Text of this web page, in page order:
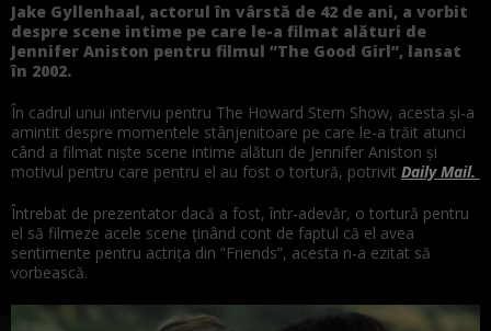
Jake Gyllenhaal, actorul în vârstă de 42 de ani, a vorbit
despre scene intime pe care le-a filmat alături de
Jennifer Aniston pentru filmul ”The Good Girl”, lansat
în 2002.
În cadrul unui interviu pentru The Howard Stern Show, acesta și-a
amintit despre momentele stânjenitoare pe care le-a trăit atunci
când a filmat niște scene intime alături de Jennifer Aniston și
motivul pentru care pentru el au fost o tortură, potrivit Daily Mail.
Întrebat de prezentator dacă a fost, într-adevăr, o tortură pentru
el să filmeze acele scene ținând cont de faptul că el avea
sentimente pentru actrița din ”Friends”, acesta n-a ezitat să
vorbească.